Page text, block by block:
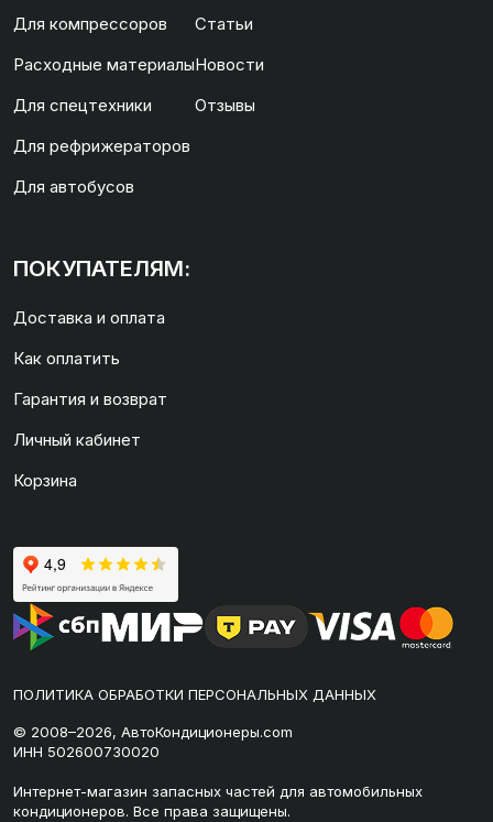
Для компрессоров
Расходные материалы
Для спецтехники
Для рефрижераторов
Для автобусов
Статьи
Новости
Отзывы
ПОКУПАТЕЛЯМ:
Доставка и оплата
Как оплатить
Гарантия и возврат
Личный кабинет
Корзина
ПОЛИТИКА ОБРАБОТКИ ПЕРСОНАЛЬНЫХ ДАННЫХ
© 2008–2026, АвтоКондиционеры.com
ИНН 502600730020
Интернет-магазин запасных частей для автомобильных
кондиционеров. Все права защищены.